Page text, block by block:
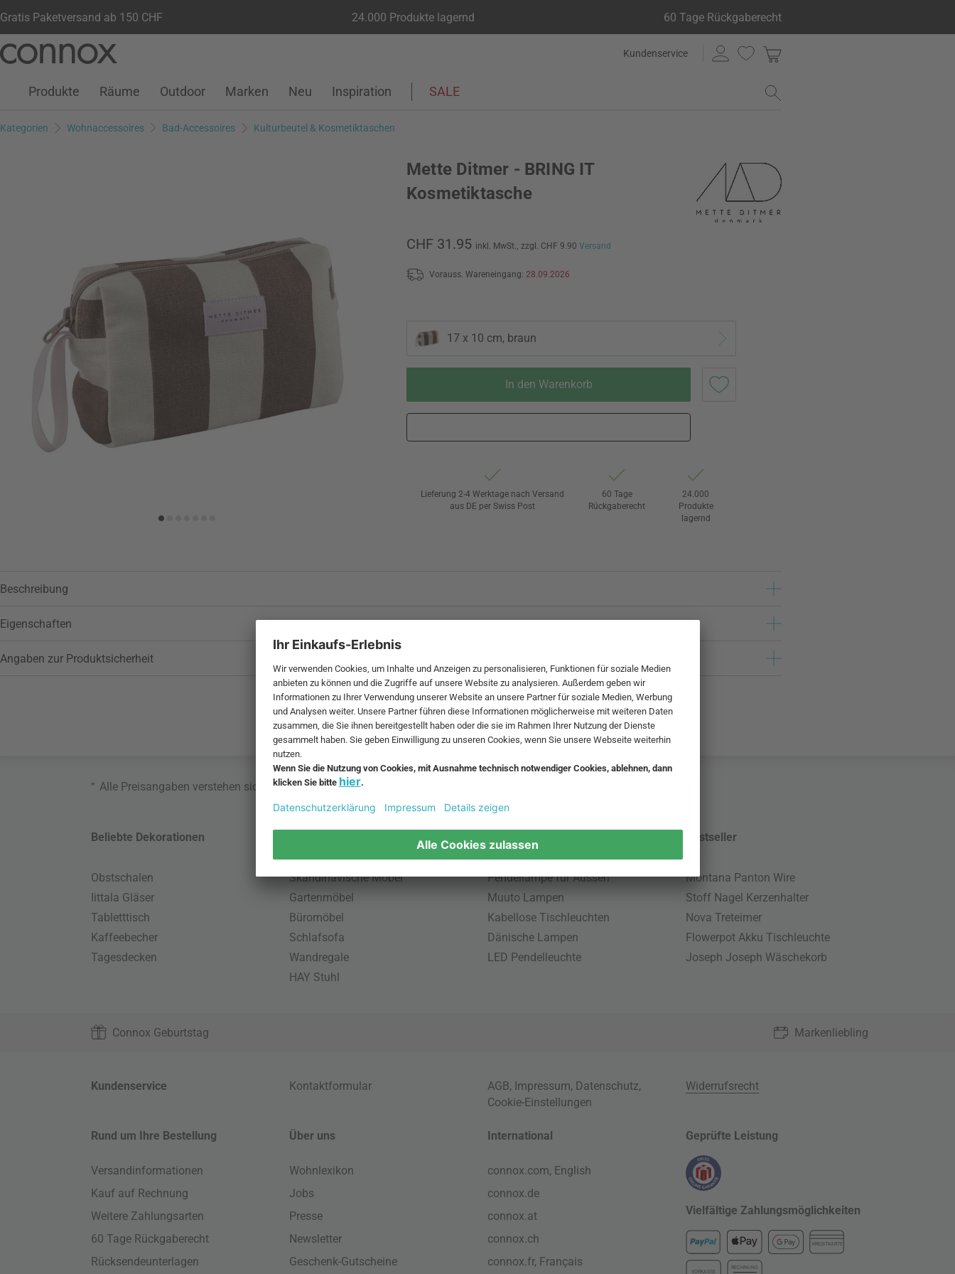
Gratis Paketversand ab 150 CHF 24.000 Produkte lagernd 60 Tage Rückgaberecht
Seiteninhalt
Suchfeld
Kundenservice
Kundenkonto
Wunschliste
Warenkorb
Produkte Räume Outdoor Marken Neu Inspiration SALE
Kategorien Wohnaccessoires Bad-Accessoires Kulturbeutel & Kosmetiktaschen
Mette Ditmer - BRING IT
Kosmetiktasche
CHF 31.95 inkl. MwSt., zzgl. CHF 9.90 Versand
Vorauss. Wareneingang: 28.09.2026
17 x 10 cm, braun
In den Warenkorb
Wunschliste hinzufügen
Lieferung 2-4 Werktage nach Versand
aus DE per Swiss Post
60 Tage
Rückgaberecht
24.000
Produkte
lagernd
Beschreibung
Eigenschaften
Angaben zur Produktsicherheit
* Alle Preisangaben verstehen sich inklusive MwSt. und zzgl.
Beliebte Dekorationen
Obstschalen
Iittala Gläser
Tabletttisch
Kaffeebecher
Tagesdecken
Skandinavische Möbel
Gartenmöbel
Büromöbel
Schlafsofa
Wandregale
HAY Stuhl
Beliebte Leuchten
Pendellampe für Aussen
Muuto Lampen
Kabellose Tischleuchten
Dänische Lampen
LED Pendelleuchte
Bestseller
Montana Panton Wire
Stoff Nagel Kerzenhalter
Nova Treteimer
Flowerpot Akku Tischleuchte
Joseph Joseph Wäschekorb
Connox Geburtstag Markenliebling
Kundenservice Kontaktformular AGB, Impressum, Datenschutz,
Cookie-Einstellungen
Widerrufsrecht
Rund um Ihre Bestellung
Versandinformationen
Kauf auf Rechnung
Weitere Zahlungsarten
60 Tage Rückgaberecht
Rücksendeunterlagen
Über uns
Wohnlexikon
Jobs
Presse
Newsletter
Geschenk-Gutscheine
International
connox.com, English
connox.de
connox.at
connox.ch
connox.fr, Français
Geprüfte Leistung
Vielfältige Zahlungsmöglichkeiten
KREDITKARTE
VORKASSE
RECHNUNG